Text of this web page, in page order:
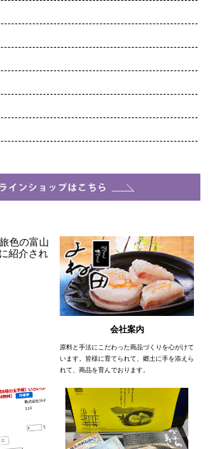
会社案内
原料と手法にこだわった商品づくりを心がけて
います。皆様に育てられて、郷土に手を添えら
れて、商品を育んでおります。